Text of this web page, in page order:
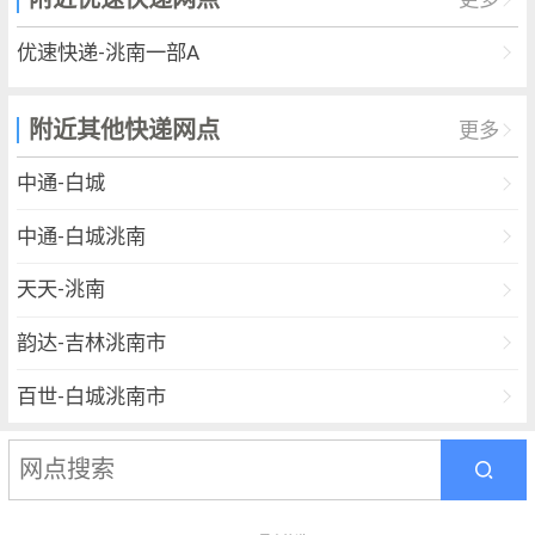
优速快递-洮南一部A
附近其他快递网点 更多
中通-白城
中通-白城洮南
天天-洮南
韵达-吉林洮南市
百世-白城洮南市
宅急送-洮南市